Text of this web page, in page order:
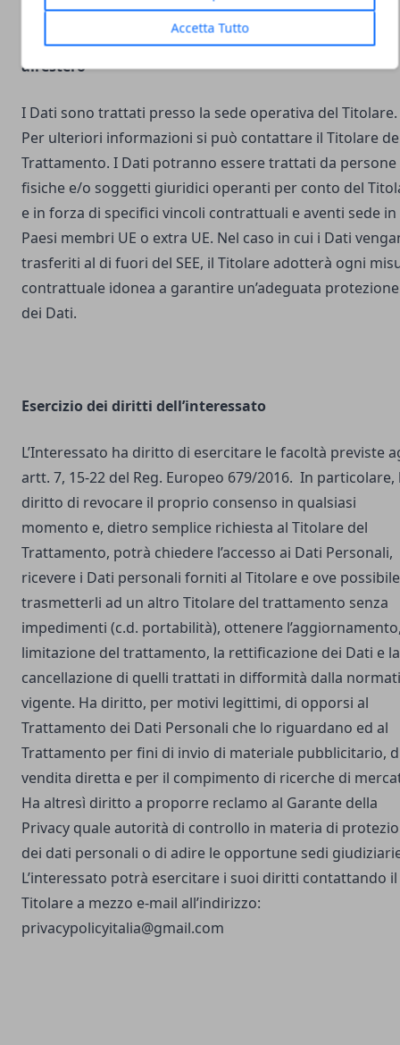
Accetta Tutto
Luogo del Trattamento e trasferimento dei Dati
all’estero
I Dati sono trattati presso la sede operativa del Titolare.
Per ulteriori informazioni si può contattare il Titolare
Trattamento. I Dati potranno essere trattati da persone
fisiche e/o soggetti giuridici operanti per conto del
e in forza di specifici vincoli contrattuali e aventi sede in
Paesi membri UE o extra UE. Nel caso in cui i Dati
trasferiti al di fuori del SEE, il Titolare adotterà ogni
contrattuale idonea a garantire un’adeguata protezione
dei Dati.
Esercizio dei diritti dell’interessato
L’Interessato ha diritto di esercitare le facoltà previste
artt. 7, 15-22 del Reg. Europeo 679/2016. In particolare,
diritto di revocare il proprio consenso in qualsiasi
momento e, dietro semplice richiesta al Titolare del
Trattamento, potrà chiedere l’accesso ai Dati Personali,
ricevere i Dati personali forniti al Titolare e ove possibile
trasmetterli ad un altro Titolare del trattamento senza
impedimenti (c.d. portabilità), ottenere
limitazione del trattamento, la rettificazione dei Dati e la
cancellazione di quelli trattati in difformità dalla
vigente. Ha diritto, per motivi legittimi, di opporsi al
Trattamento dei Dati Personali che lo riguardano ed al
Trattamento per fini di invio di materiale pubblicitario,
vendita diretta e per il compimento di ricerche di
Ha altresì diritto a proporre reclamo al Garante della
Privacy quale autorità di controllo in materia di
dei dati personali o di adire le opportune sedi
L’interessato potrà esercitare i suoi diritti contattando il
Titolare a mezzo e-mail all’indirizzo:
privacypolicyitalia@gmail.com